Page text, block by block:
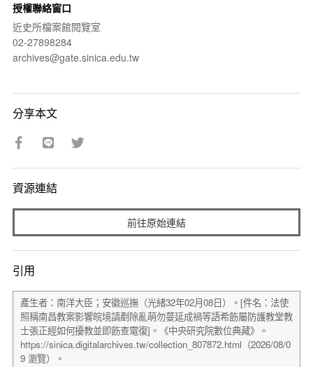
授權聯絡窗口
近史所檔案館閱覽室
02-27898284
archives@gate.sinica.edu.tw
分享本文
資源連結
前往原始連結
引用